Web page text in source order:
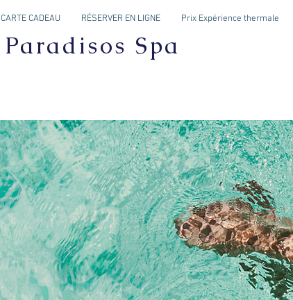
CARTE CADEAU RÉSERVER EN LIGNE Prix Expérience thermale
Paradisos Spa